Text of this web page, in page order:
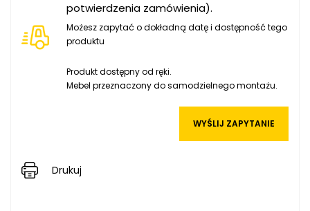
potwierdzenia zamówienia).
Możesz zapytać o dokładną datę i dostępność tego
produktu
Produkt dostępny od ręki.
Mebel przeznaczony do samodzielnego montażu.
WYŚLIJ ZAPYTANIE
Drukuj